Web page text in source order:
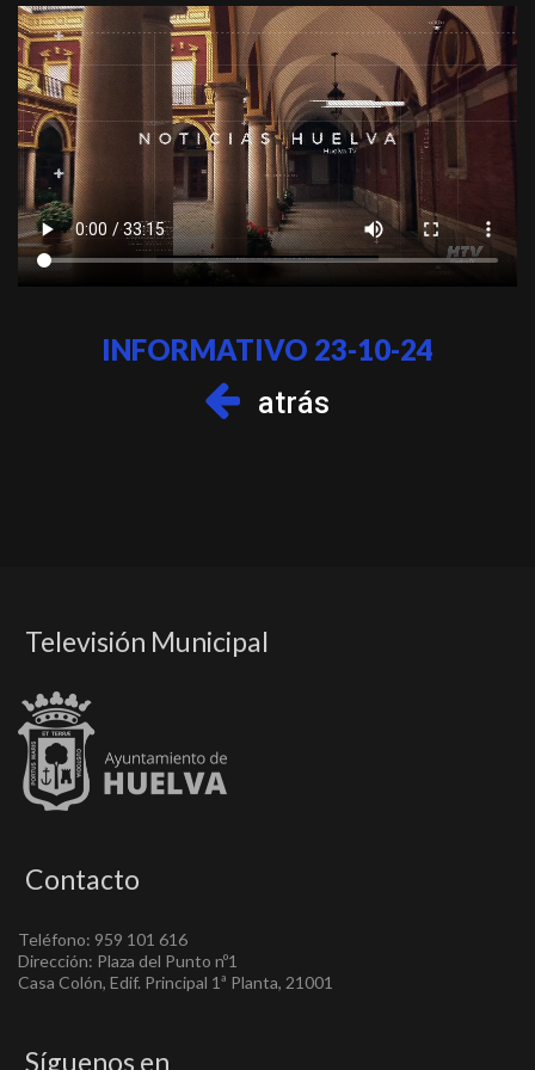
INFORMATIVO 23-10-24
atrás
Televisión Municipal
Contacto
Teléfono: 959 101 616
Dirección: Plaza del Punto nº1
Casa Colón, Edif. Principal 1ª Planta, 21001
Síguenos en